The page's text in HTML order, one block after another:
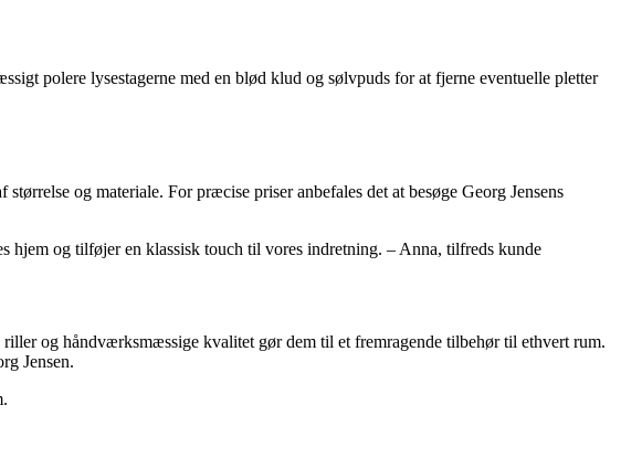
polere lysestagerne med en blød klud og sølvpuds for at fjerne eventuelle pletter
og materiale. For præcise priser anbefales det at besøge Georg Jensens
hjem og tilføjer en klassisk touch til vores indretning. – Anna, tilfreds kunde
og håndværksmæssige kvalitet gør dem til et fremragende tilbehør til ethvert rum.
Jensen.